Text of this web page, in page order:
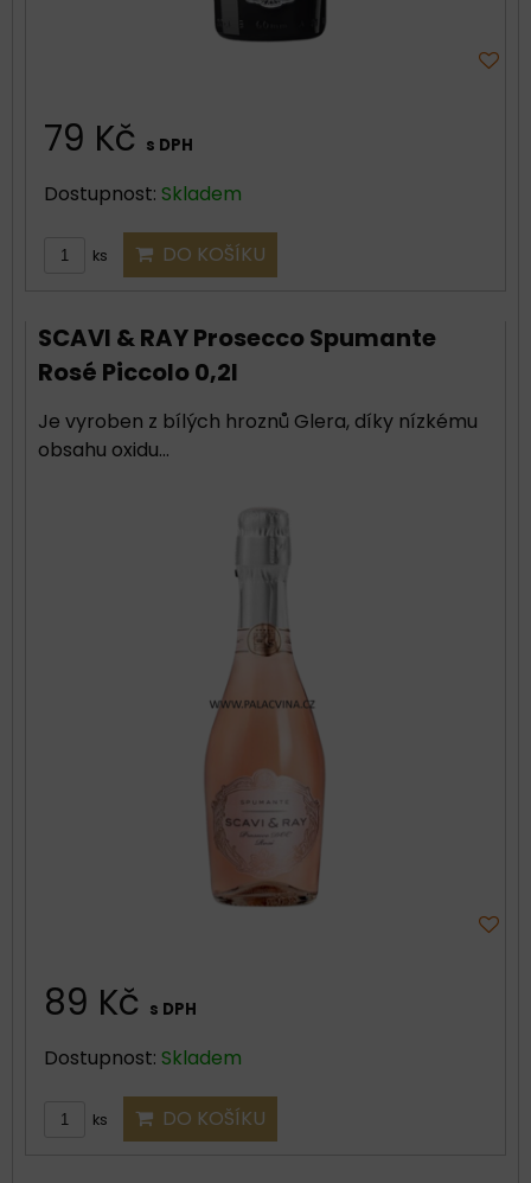
79 Kč s DPH
Dostupnost: Skladem
ks DO KOŠÍKU
SCAVI & RAY Prosecco Spumante
Rosé Piccolo 0,2l
Je vyroben z bílých hroznů Glera, díky nízkému
obsahu oxidu...
89 Kč s DPH
Dostupnost: Skladem
ks DO KOŠÍKU